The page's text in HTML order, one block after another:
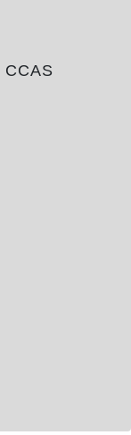
CCAS